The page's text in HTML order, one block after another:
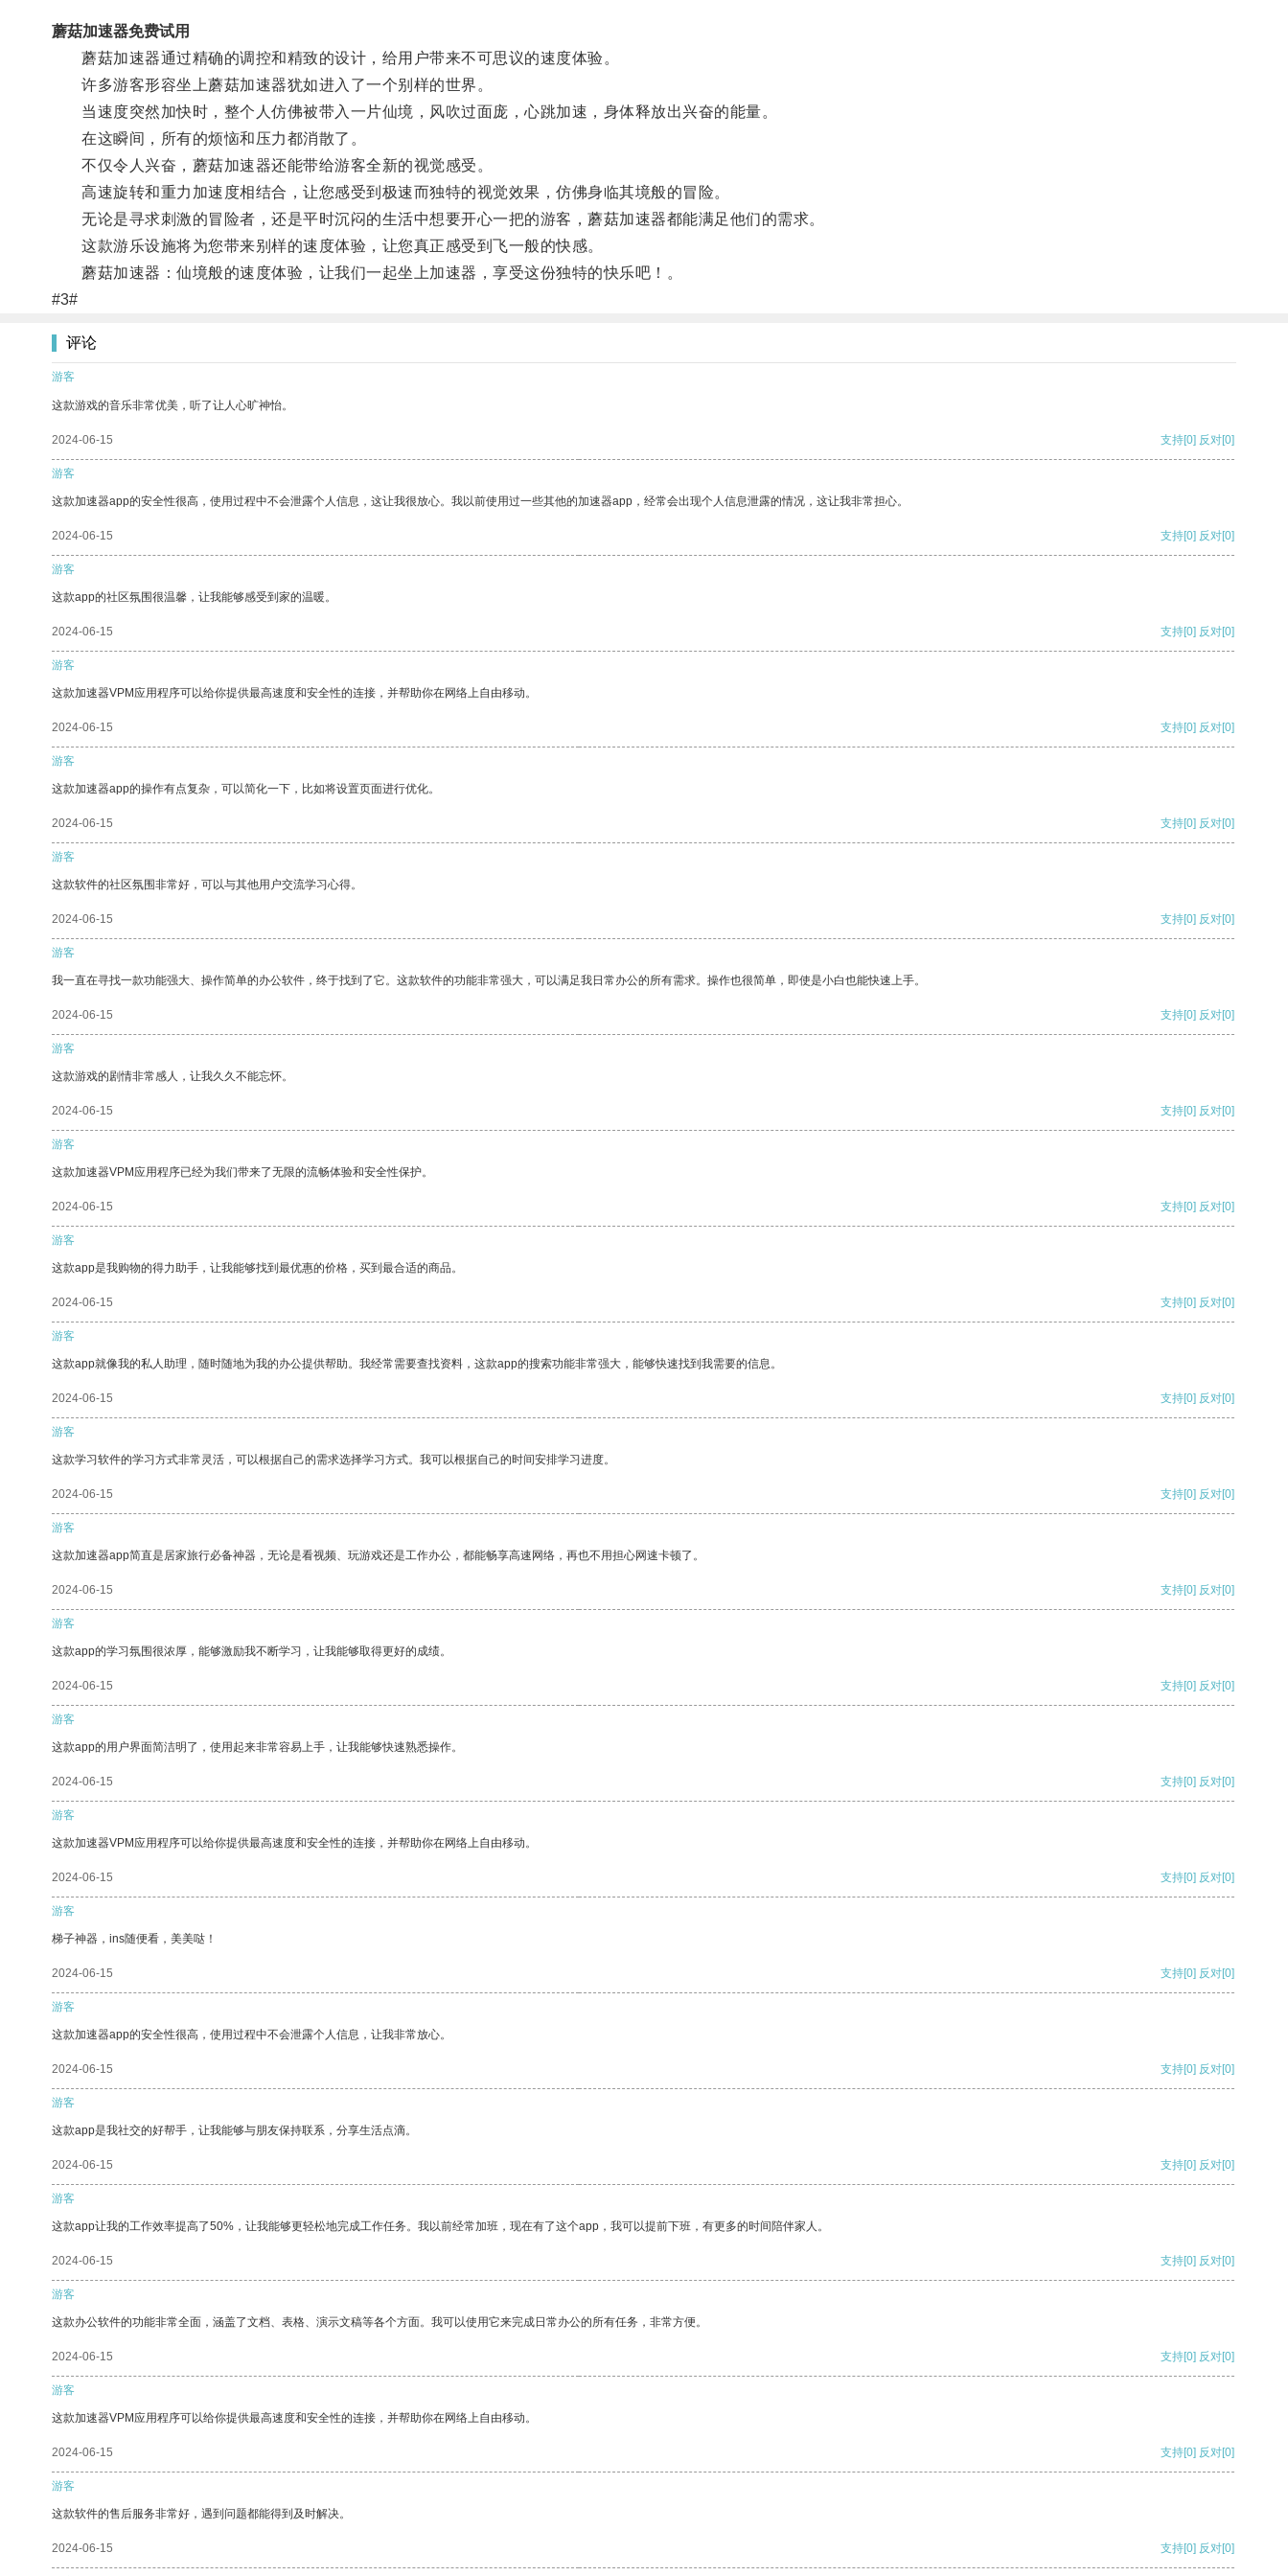
蘑菇加速器免费试用
蘑菇加速器通过精确的调控和精致的设计，给用户带来不可思议的速度体验。
许多游客形容坐上蘑菇加速器犹如进入了一个别样的世界。
当速度突然加快时，整个人仿佛被带入一片仙境，风吹过面庞，心跳加速，身体释放出兴奋的能量。
在这瞬间，所有的烦恼和压力都消散了。
不仅令人兴奋，蘑菇加速器还能带给游客全新的视觉感受。
高速旋转和重力加速度相结合，让您感受到极速而独特的视觉效果，仿佛身临其境般的冒险。
无论是寻求刺激的冒险者，还是平时沉闷的生活中想要开心一把的游客，蘑菇加速器都能满足他们的需求。
这款游乐设施将为您带来别样的速度体验，让您真正感受到飞一般的快感。
蘑菇加速器：仙境般的速度体验，让我们一起坐上加速器，享受这份独特的快乐吧！。
#3#
评论
游客
这款游戏的音乐非常优美，听了让人心旷神怡。
2024-06-15 支持[0] 反对[0]
游客
这款加速器app的安全性很高，使用过程中不会泄露个人信息，这让我很放心。我以前使用过一些其他的加速器app，经常会出现个人信息泄露的情况，这让我非常担心。
2024-06-15 支持[0] 反对[0]
游客
这款app的社区氛围很温馨，让我能够感受到家的温暖。
2024-06-15 支持[0] 反对[0]
游客
这款加速器VPM应用程序可以给你提供最高速度和安全性的连接，并帮助你在网络上自由移动。
2024-06-15 支持[0] 反对[0]
游客
这款加速器app的操作有点复杂，可以简化一下，比如将设置页面进行优化。
2024-06-15 支持[0] 反对[0]
游客
这款软件的社区氛围非常好，可以与其他用户交流学习心得。
2024-06-15 支持[0] 反对[0]
游客
我一直在寻找一款功能强大、操作简单的办公软件，终于找到了它。这款软件的功能非常强大，可以满足我日常办公的所有需求。操作也很简单，即使是小白也能快速上手。
2024-06-15 支持[0] 反对[0]
游客
这款游戏的剧情非常感人，让我久久不能忘怀。
2024-06-15 支持[0] 反对[0]
游客
这款加速器VPM应用程序已经为我们带来了无限的流畅体验和安全性保护。
2024-06-15 支持[0] 反对[0]
游客
这款app是我购物的得力助手，让我能够找到最优惠的价格，买到最合适的商品。
2024-06-15 支持[0] 反对[0]
游客
这款app就像我的私人助理，随时随地为我的办公提供帮助。我经常需要查找资料，这款app的搜索功能非常强大，能够快速找到我需要的信息。
2024-06-15 支持[0] 反对[0]
游客
这款学习软件的学习方式非常灵活，可以根据自己的需求选择学习方式。我可以根据自己的时间安排学习进度。
2024-06-15 支持[0] 反对[0]
游客
这款加速器app简直是居家旅行必备神器，无论是看视频、玩游戏还是工作办公，都能畅享高速网络，再也不用担心网速卡顿了。
2024-06-15 支持[0] 反对[0]
游客
这款app的学习氛围很浓厚，能够激励我不断学习，让我能够取得更好的成绩。
2024-06-15 支持[0] 反对[0]
游客
这款app的用户界面简洁明了，使用起来非常容易上手，让我能够快速熟悉操作。
2024-06-15 支持[0] 反对[0]
游客
这款加速器VPM应用程序可以给你提供最高速度和安全性的连接，并帮助你在网络上自由移动。
2024-06-15 支持[0] 反对[0]
游客
梯子神器，ins随便看，美美哒！
2024-06-15 支持[0] 反对[0]
游客
这款加速器app的安全性很高，使用过程中不会泄露个人信息，让我非常放心。
2024-06-15 支持[0] 反对[0]
游客
这款app是我社交的好帮手，让我能够与朋友保持联系，分享生活点滴。
2024-06-15 支持[0] 反对[0]
游客
这款app让我的工作效率提高了50%，让我能够更轻松地完成工作任务。我以前经常加班，现在有了这个app，我可以提前下班，有更多的时间陪伴家人。
2024-06-15 支持[0] 反对[0]
游客
这款办公软件的功能非常全面，涵盖了文档、表格、演示文稿等各个方面。我可以使用它来完成日常办公的所有任务，非常方便。
2024-06-15 支持[0] 反对[0]
游客
这款加速器VPM应用程序可以给你提供最高速度和安全性的连接，并帮助你在网络上自由移动。
2024-06-15 支持[0] 反对[0]
游客
这款软件的售后服务非常好，遇到问题都能得到及时解决。
2024-06-15 支持[0] 反对[0]